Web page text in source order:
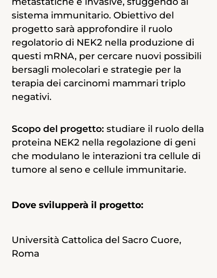
sistema immunitario. Obiettivo del
progetto sarà approfondire il ruolo
regolatorio di NEK2 nella produzione di
questi mRNA, per cercare nuovi possibili
bersagli molecolari e strategie per la
terapia dei carcinomi mammari triplo
negativi.
Scopo del progetto: studiare il ruolo della
proteina NEK2 nella regolazione di geni
che modulano le interazioni tra cellule di
tumore al seno e cellule immunitarie.
Dove svilupperà il progetto:
Università Cattolica del Sacro Cuore,
Roma
(EMT), un fenomeno che porta le cellule
ad acquisire capacità metastatiche e
invasive.
Questo progetto mira ad approfondire il
ruolo di queste varianti di mRNA nel
processo di EMT e i meccanismi guidati
molecolari per il trattamento di questo
sottotipo aggressivo di tumore.
Università Cattolica del Sacro Cuore,